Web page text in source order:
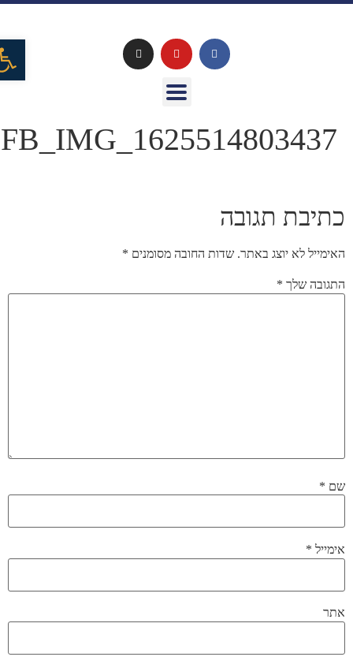
FB_IMG_1625514803437
כתיבת תגובה
האימייל לא יוצג באתר. שדות החובה מסומנים*
התגובה שלך*
שם*
אימייל*
אתר